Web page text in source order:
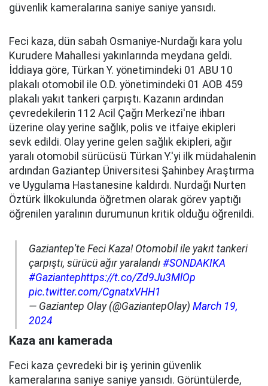
güvenlik kameralarına saniye saniye yansıdı.
Feci kaza, dün sabah Osmaniye-Nurdağı kara yolu
Kurudere Mahallesi yakınlarında meydana geldi.
İddiaya göre, Türkan Y. yönetimindeki 01 ABU 10
plakalı otomobil ile O.D. yönetimindeki 01 AOB 459
plakalı yakıt tankeri çarpıştı. Kazanın ardından
çevredekilerin 112 Acil Çağrı Merkezi'ne ihbarı
üzerine olay yerine sağlık, polis ve itfaiye ekipleri
sevk edildi. Olay yerine gelen sağlık ekipleri, ağır
yaralı otomobil sürücüsü Türkan Y.'yi ilk müdahalenin
ardından Gaziantep Üniversitesi Şahinbey Araştırma
ve Uygulama Hastanesine kaldırdı. Nurdağı Nurten
Öztürk İlkokulunda öğretmen olarak görev yaptığı
öğrenilen yaralının durumunun kritik olduğu öğrenildi.
Gaziantep'te Feci Kaza! Otomobil ile yakıt tankeri
çarpıştı, sürücü ağır yaralandı #SONDAKIKA
#Gaziantephttps://t.co/Zd9Ju3MlOp
pic.twitter.com/CgnatxVHH1
— Gaziantep Olay (@GaziantepOlay) March 19,
2024
Kaza anı kamerada
Feci kaza çevredeki bir iş yerinin güvenlik
kameralarına saniye saniye yansıdı. Görüntülerde,